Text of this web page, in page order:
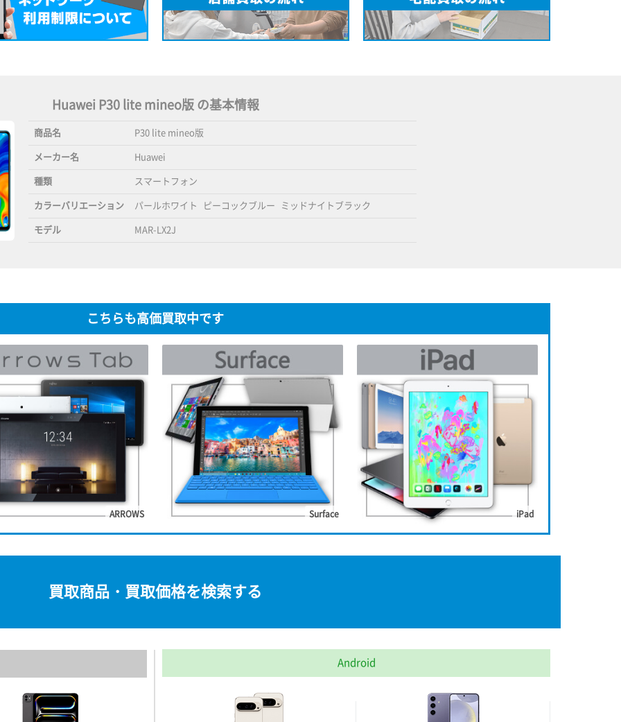
Huawei P30 lite mineo版 の基本情報
商品名 P30 lite mineo版
メーカー名 Huawei
種類 スマートフォン
カラーバリエーション パールホワイト ピーコックブルー ミッドナイトブラック
モデル MAR-LX2J
こちらも高価買取中です
ARROWS Surface iPad
買取商品・買取価格を検索する
Android